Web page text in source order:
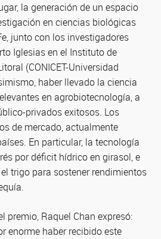
la generación de un espacio
en ciencias biológicas
junto con los investigadores
Iglesias en el Instituto de
(CONICET-Universidad
haber llevado la ciencia
en agrobiotecnología, a
privados exitosos. Los
de mercado, actualmente
En particular, la tecnología
por déficit hídrico en girasol, e
trigo para sostener rendimientos
premio, Raquel Chan expresó:
enorme haber recibido este